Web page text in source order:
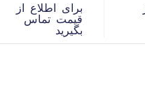
برای اطلاع از
قیمت تماس
بگیرید